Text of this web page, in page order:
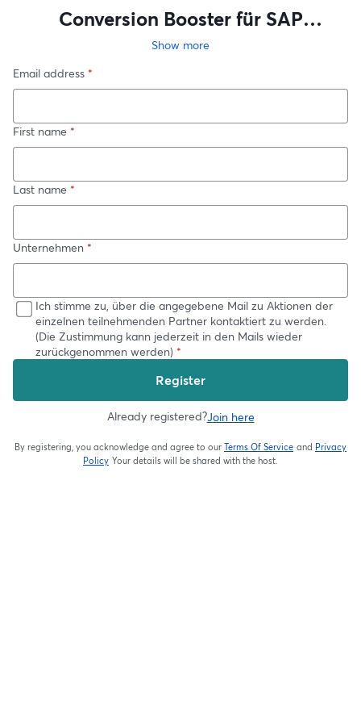
Conversion Booster für SAP
SuccessFactors User - tts &
Show more
Email address *
First name *
Last name *
Unternehmen *
Ich stimme zu, über die angegebene Mail zu Aktionen der
einzelnen teilnehmenden Partner kontaktiert zu werden.
(Die Zustimmung kann jederzeit in den Mails wieder
zurückgenommen werden) *
Register
Already registered?Join here
By registering, you acknowledge and agree to our Terms Of Service
opens in a new
and Privacy
Policy Your details will be shared with the host.